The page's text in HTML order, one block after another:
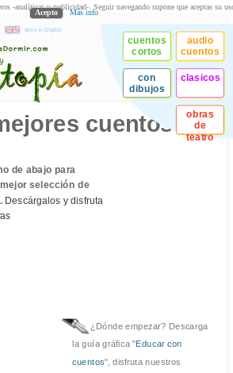
story in English
cuentos
cortos
audio
cuentos
con
dibujos
clasicos
obras
de
teatro
cuentos
de abajo para
selección de
Descárgalos y disfruta
¿Dónde empezar? Descarga
la guía gráfica "Educar con
cuentos", disfruta nuestros
-analíticas y publicidad-. Seguir navegando supone que aceptas su
Acepto Más info